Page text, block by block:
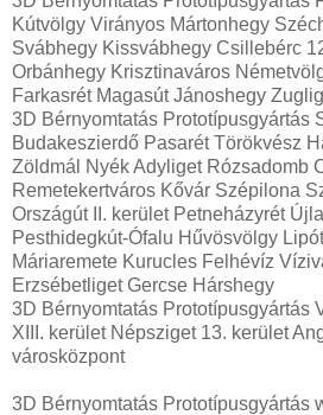
Kútvölgy Virányos Mártonhegy
Svábhegy Kissvábhegy Csillebérc
Orbánhegy Krisztinaváros
Farkasrét Magasút Jánoshegy
3D Bérnyomtatás Prototípusgyártás
Budakeszierdő Pasarét Törökvész
Zöldmál Nyék Adyliget Rózsadomb
Remetekertváros Kővár Szépilona
Országút II. kerület Petneházyrét
Pesthidegkút-Ófalu Hűvösvölgy
Máriaremete Kurucles Felhévíz
Erzsébetliget Gercse Hárshegy
3D Bérnyomtatás Prototípusgyártás
XIII. kerület Népsziget 13. kerület
városközpont
3D Bérnyomtatás Prototípusgyártás